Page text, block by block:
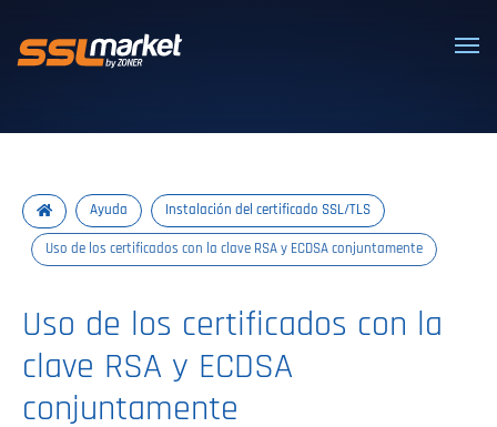
Certificados SSL/TLS confiables
Ayuda Instalación del certificado SSL/TLS
Uso de los certificados con la clave RSA y ECDSA conjuntamente
Uso de los certificados con la
clave RSA y ECDSA
conjuntamente